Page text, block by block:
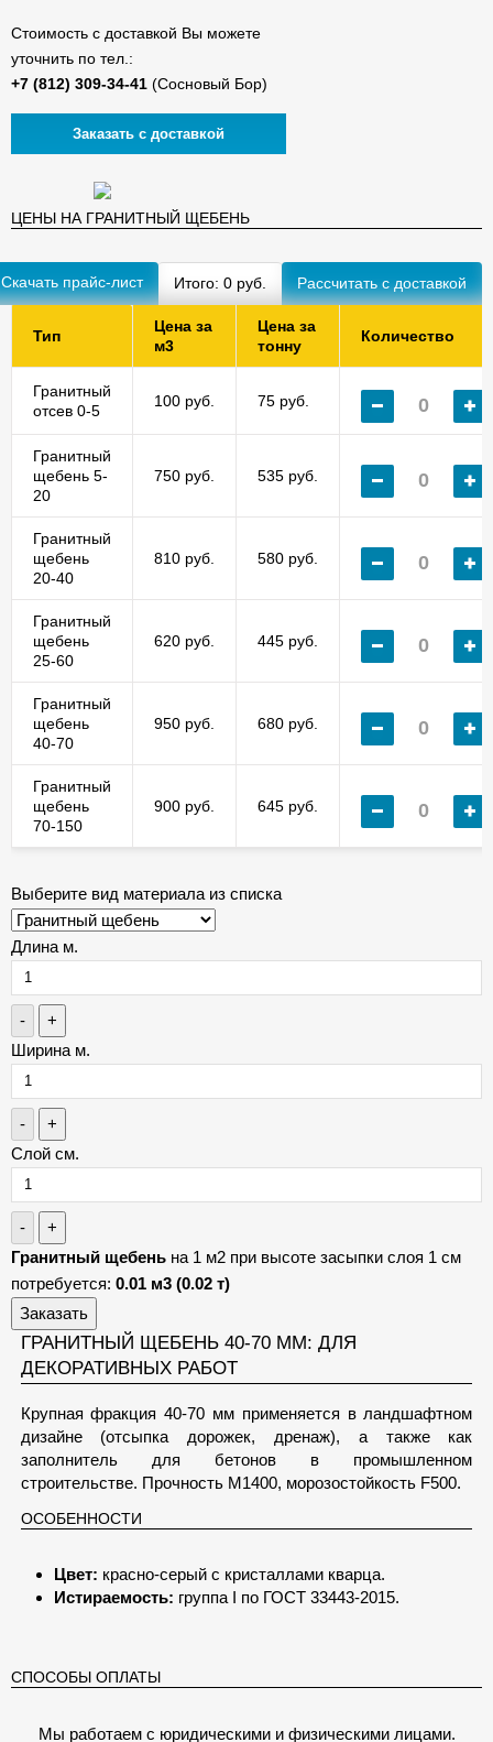
Стоимость с доставкой Вы можете
уточнить по тел.:
(Сосновый Бор)
Заказать с доставкой
ЦЕНЫ НА ГРАНИТНЫЙ ЩЕБЕНЬ
Скачать прайс-лист Итого: 0 руб.
Тип
Цена за
м3
Цена за
тонну
Количество
Гранитный
отсев 0-5
100 руб. 75 руб.
Гранитный
щебень 5-
20
750 руб. 535 руб.
Гранитный
щебень
20-40
810 руб. 580 руб.
Гранитный
щебень
25-60
620 руб. 445 руб.
Гранитный
щебень
40-70
950 руб. 680 руб.
Гранитный
щебень
70-150
900 руб. 645 руб.
Выберите вид материала из списка
Длина м.
-
+
Ширина м.
-
+
Слой см.
-
+
Гранитный щебень на 1 м2 при высоте засыпки слоя 1 см
потребуется: 0.01 м3 (0.02 т)
Заказать
ГРАНИТНЫЙ ЩЕБЕНЬ 40-70 ММ: ДЛЯ
ДЕКОРАТИВНЫХ РАБОТ
Крупная фракция 40-70 мм применяется в ландшафтном
дизайне (отсыпка дорожек, дренаж), а также как
заполнитель для бетонов в промышленном
строительстве. Прочность М1400, морозостойкость F500.
ОСОБЕННОСТИ
Цвет: красно-серый с кристаллами кварца.
Истираемость: группа I по ГОСТ 33443-2015.
СПОСОБЫ ОПЛАТЫ
Мы работаем с юридическими и физическими лицами.